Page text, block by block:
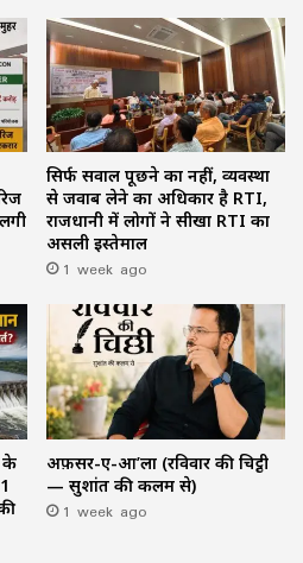
सिर्फ सवाल पूछने का नहीं, व्यवस्था
से जवाब लेने का अधिकार है RTI,
राजधानी में लोगों ने सीखा RTI का
असली इस्तेमाल
1 week ago
के
अफ़सर-ए-आ’ला (रविवार की चिट्ठी
— सुशांत की कलम से)
1 week ago